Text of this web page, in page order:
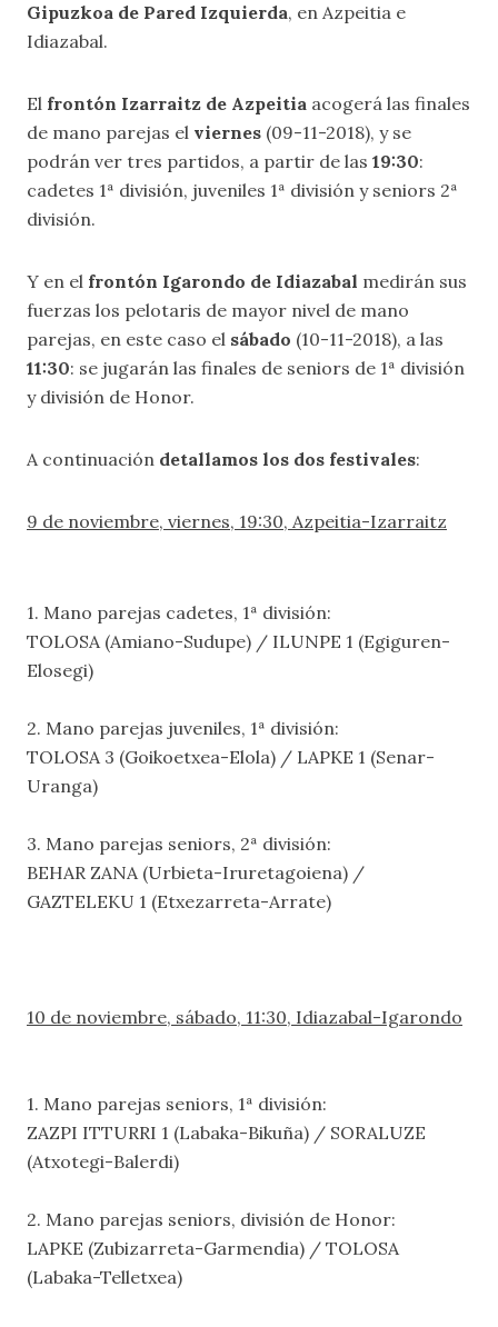
Gipuzkoa de Pared Izquierda, en Azpeitia e
Idiazabal.
El frontón Izarraitz de Azpeitia acogerá las finales
de mano parejas el viernes (09-11-2018), y se
podrán ver tres partidos, a partir de las 19:30:
cadetes 1ª división, juveniles 1ª división y seniors 2ª
división.
Y en el frontón Igarondo de Idiazabal medirán sus
fuerzas los pelotaris de mayor nivel de mano
parejas, en este caso el sábado (10-11-2018), a las
11:30: se jugarán las finales de seniors de 1ª división
y división de Honor.
A continuación detallamos los dos festivales:
9 de noviembre, viernes, 19:30, Azpeitia-Izarraitz
1. Mano parejas cadetes, 1ª división:
TOLOSA (Amiano-Sudupe) / ILUNPE 1 (Egiguren-
Elosegi)
2. Mano parejas juveniles, 1ª división:
TOLOSA 3 (Goikoetxea-Elola) / LAPKE 1 (Senar-
Uranga)
3. Mano parejas seniors, 2ª división:
BEHAR ZANA (Urbieta-Iruretagoiena) /
GAZTELEKU 1 (Etxezarreta-Arrate)
10 de noviembre, sábado, 11:30, Idiazabal-Igarondo
1. Mano parejas seniors, 1ª división:
ZAZPI ITTURRI 1 (Labaka-Bikuña) / SORALUZE
(Atxotegi-Balerdi)
2. Mano parejas seniors, división de Honor:
LAPKE (Zubizarreta-Garmendia) / TOLOSA
(Labaka-Telletxea)